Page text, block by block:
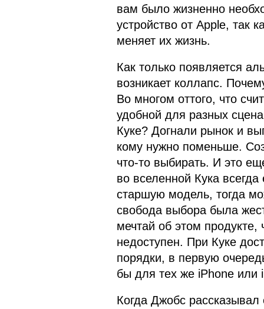
вам было жизненно
устройство от Apple, так
меняет их жизнь.
Как только появляется
возникает коллапс.
Во многом оттого, что
удобной для разных
Куке? Догнали рынок и
кому нужно поменьше.
что-то выбирать. И это
во вселенной Кука
старшую модель, тогда
свобода выбора была
мечтай об этом
недоступен. При Куке
порядки, в первую
бы для тех же iPhone или
Когда Джобс